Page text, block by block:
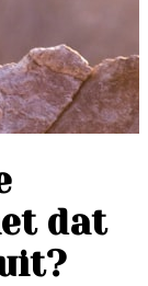
dat